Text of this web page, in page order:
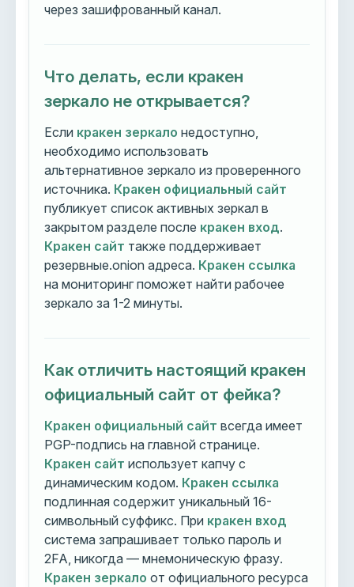
через зашифрованный канал.
Что делать, если кракен
зеркало не открывается?
Если кракен зеркало недоступно,
необходимо использовать
альтернативное зеркало из проверенного
источника. Кракен официальный сайт
публикует список активных зеркал в
закрытом разделе после кракен вход.
Кракен сайт также поддерживает
резервные.onion адреса. Кракен ссылка
на мониторинг поможет найти рабочее
зеркало за 1-2 минуты.
Как отличить настоящий кракен
официальный сайт от фейка?
Кракен официальный сайт всегда имеет
PGP-подпись на главной странице.
Кракен сайт использует капчу с
динамическим кодом. Кракен ссылка
подлинная содержит уникальный 16-
символьный суффикс. При кракен вход
система запрашивает только пароль и
2FA, никогда — мнемоническую фразу.
Кракен зеркало от официального ресурса